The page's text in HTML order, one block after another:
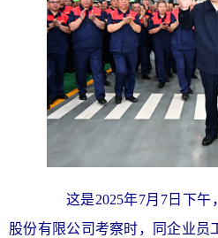
这是2025年7月7日下午
股份有限公司考察时，同企业员